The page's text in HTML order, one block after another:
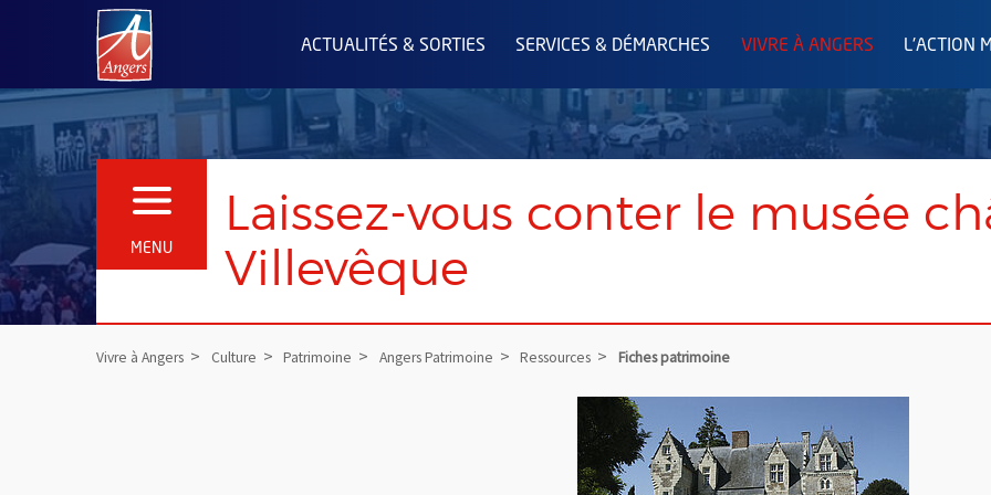
Angers.fr : Retour à l'accueil
ACTUALITÉS & SORTIES SERVICES & DÉMARCHES VIVRE À ANGERS L'ACTION
MENU
OUVRIR LE MENU
Laissez-vous conter le musée
Villevêque
Vivre à Angers Culture Patrimoine Angers Patrimoine Ressources Fiches patrimoine